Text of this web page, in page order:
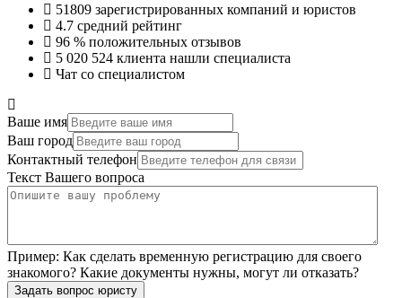
51809 зарегистрированных компаний и юристов
4.7 средний рейтинг
96 % положительных отзывов
5 020 524 клиента нашли специалиста
Чат со специалистом
Ваше имя
Ваш город
Контактный телефон
Текст Вашего вопроса
Пример: Как сделать временную регистрацию для своего
знакомого? Какие документы нужны, могут ли отказать?
Задать вопрос юристу